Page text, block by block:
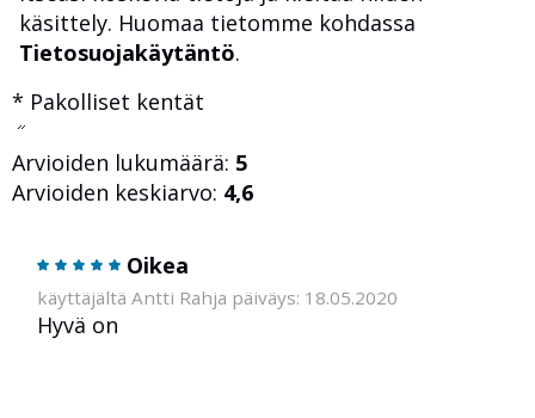
käsittely. Huomaa tietomme kohdassa
Tietosuojakäytäntö.
* Pakolliset kentät
Arvioiden lukumäärä: 5
Arvioiden keskiarvo: 4,6
Oikea
käyttäjältä Antti Rahja päiväys: 18.05.2020
Hyvä on